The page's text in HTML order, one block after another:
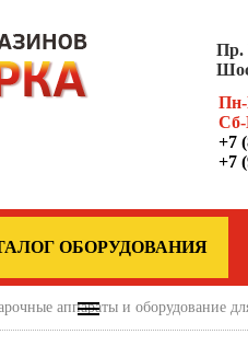
Пр.
Пн-
Сб-
+7
+7
ОБОРУДОВАНИЯ
аппараты и оборудование